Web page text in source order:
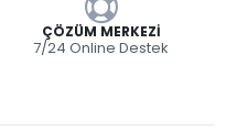
ÇÖZÜM MERKEZI
7/24 Online Destek